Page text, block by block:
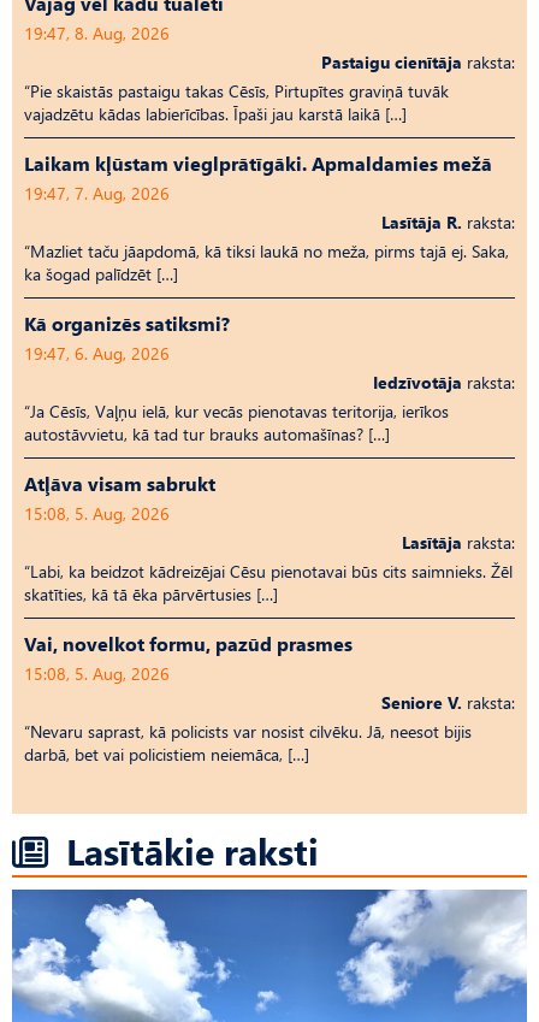
19:47, 8. Aug, 2026
Pastaigu cienītāja raksta:
“Pie skaistās pastaigu takas Cēsīs, Pirtupītes graviņā tuvāk
vajadzētu kādas labierīcības. Īpaši jau karstā laikā […]
Laikam kļūstam vieglprātīgāki. Apmaldamies mežā
19:47, 7. Aug, 2026
Lasītāja R. raksta:
“Mazliet taču jāapdomā, kā tiksi laukā no meža, pirms tajā ej. Saka,
ka šogad palīdzēt […]
Kā organizēs satiksmi?
19:47, 6. Aug, 2026
Iedzīvotāja raksta:
“Ja Cēsīs, Vaļņu ielā, kur vecās pienotavas teritorija, ierīkos
autostāvvietu, kā tad tur brauks automašīnas? […]
Atļāva visam sabrukt
15:08, 5. Aug, 2026
Lasītāja raksta:
“Labi, ka beidzot kādreizējai Cēsu pienotavai būs cits saimnieks. Žēl
skatīties, kā tā ēka pārvērtusies […]
Vai, novelkot formu, pazūd prasmes
15:08, 5. Aug, 2026
Seniore V. raksta:
“Nevaru saprast, kā policists var nosist cilvēku. Jā, neesot bijis
darbā, bet vai policistiem neiemāca, […]
Lasītākie raksti